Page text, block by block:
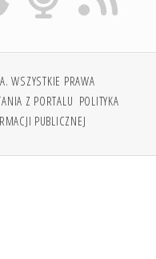
WSZYSTKIE PRAWA
Z PORTALU POLITYKA
PUBLICZNEJ